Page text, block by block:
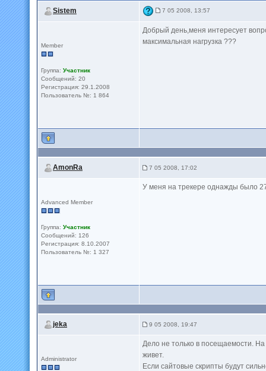
Sistem 7 05 2008, 13:57
Member
Группа: Участник
Сообщений: 20
Регистрация: 29.1.2008
Пользователь №: 1 864
Добрый день,меня интересует
максимальная нагрузка ???
AmonRa 7 05 2008, 17:02
Advanced Member
Группа: Участник
Сообщений: 126
Регистрация: 8.10.2007
Пользователь №: 1 327
У меня на трекере однажды было
jeka 9 05 2008, 19:47
Administrator
Дело не только в посещаемости.
живет.
Если сайтовые скрипты будут